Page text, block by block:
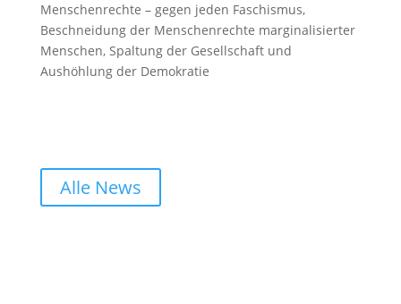
Menschenrechte – gegen jeden Faschismus,
Beschneidung der Menschenrechte marginalisierter
Menschen, Spaltung der Gesellschaft und
Aushöhlung der Demokratie
Alle News